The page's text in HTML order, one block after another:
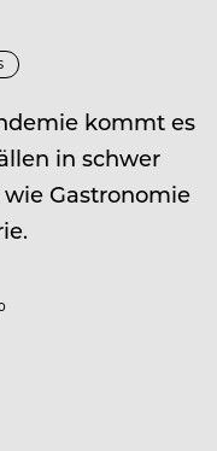
kommt es
in schwer
Gastronomie